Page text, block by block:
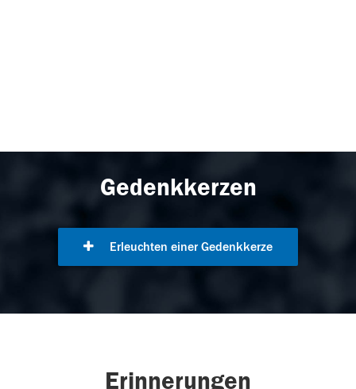
Gedenkkerzen
Erleuchten einer Gedenkkerze
Erinnerungen